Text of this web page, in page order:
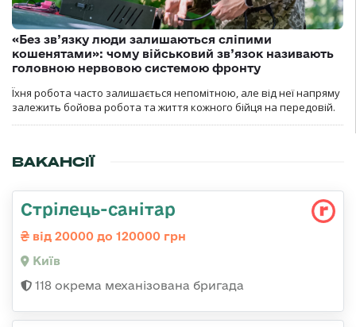
«Без зв’язку люди залишаються сліпими
кошенятами»: чому військовий зв’язок називають
головною нервовою системою фронту
Їхня робота часто залишається непомітною, але від неї напряму
залежить бойова робота та життя кожного бійця на передовій.
ВАКАНСІЇ
Стрілець-санітар
від 20000 до 120000 грн
Київ
118 окрема механізована бригада